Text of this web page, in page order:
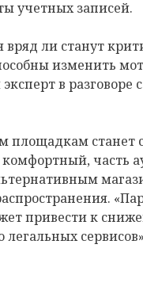
учетных записей.
вряд ли станут
изменить
в разговоре
площадкам станет
часть
привести к